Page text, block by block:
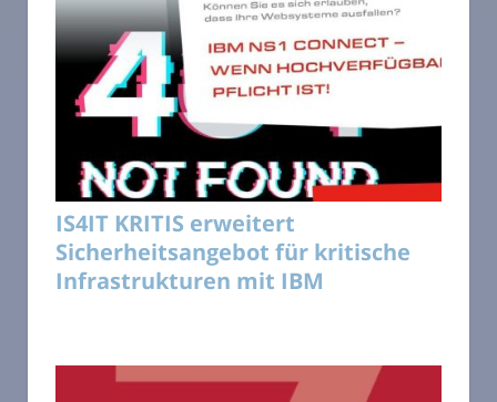
IS4IT KRITIS erweitert
Sicherheitsangebot für kritische
Infrastrukturen mit IBM